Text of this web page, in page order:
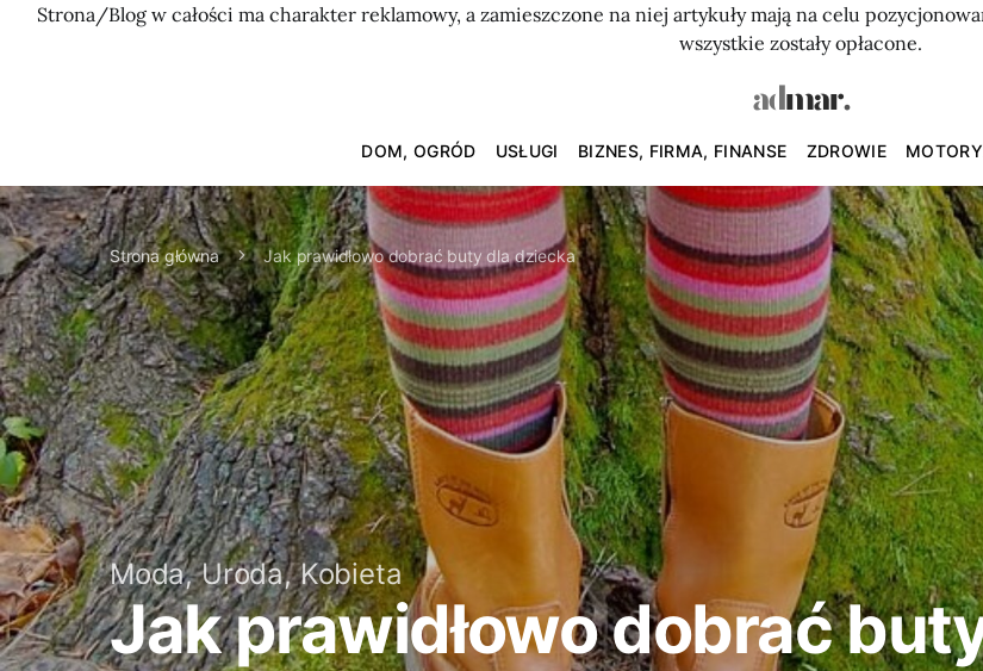
Strona/Blog w całości ma charakter reklamowy, a zamieszczone na niej artykuły mają na celu
wszystkie zostały opłacone.
DOM, OGRÓD USŁUGI BIZNES, FIRMA, FINANSE ZDROWIE
Strona główna Jak prawidłowo dobrać buty dla dziecka
Moda, Uroda, Kobieta
Jak prawidłowo dobrać